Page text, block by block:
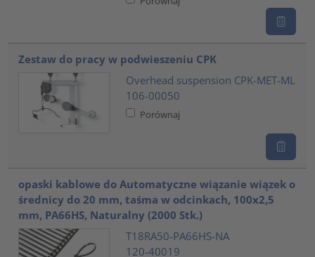
Zestaw do pracy w podwieszeniu CPK
Overhead suspension CPK-MET-ML
106-00050
Porównaj
opaski kablowe do Automatyczne wiązanie wiązek o
średnicy do 20 mm, taśma w odcinkach, 100x2,5
mm, PA66HS, Naturalny (2000 Stk.)
T18RA50-PA66HS-NA
120-40019